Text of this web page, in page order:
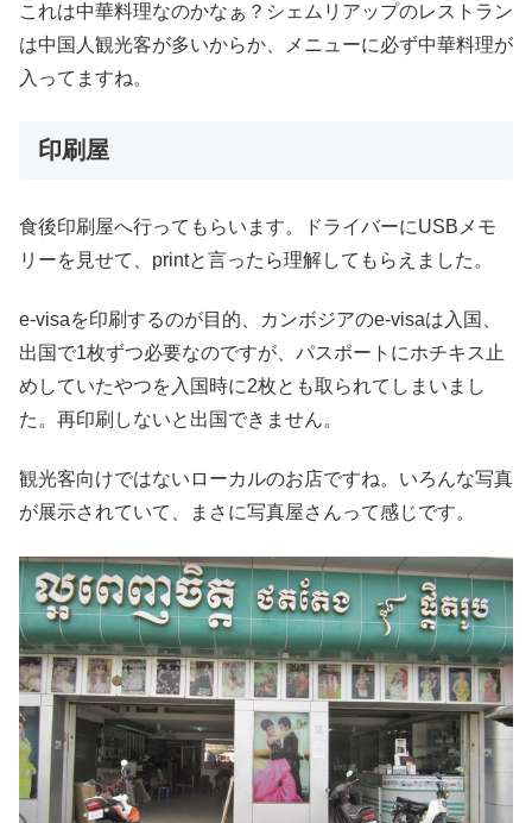
これは中華料理なのかなぁ？シェムリアップのレストラン
は中国人観光客が多いからか、メニューに必ず中華料理が
入ってますね。
印刷屋
食後印刷屋へ行ってもらいます。ドライバーにUSBメモ
リーを見せて、printと言ったら理解してもらえました。
e-visaを印刷するのが目的、カンボジアのe-visaは入国、
出国で1枚ずつ必要なのですが、パスポートにホチキス止
めしていたやつを入国時に2枚とも取られてしまいまし
た。再印刷しないと出国できません。
観光客向けではないローカルのお店ですね。いろんな写真
が展示されていて、まさに写真屋さんって感じです。